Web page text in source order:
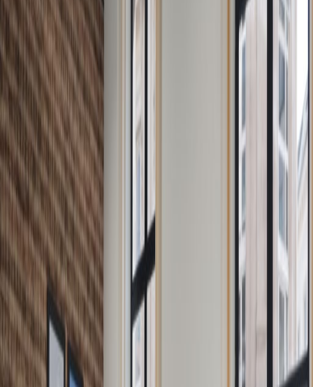
Kantoren vanaf
Kantoorruimte
Praktische ruimte voor teams van alle
formaten
van
500 persoon/maand
Flexplekken